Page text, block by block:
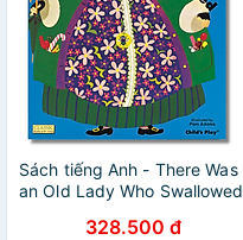
Sách tiếng Anh - There Was
an Old Lady Who Swallowed
328.500 đ